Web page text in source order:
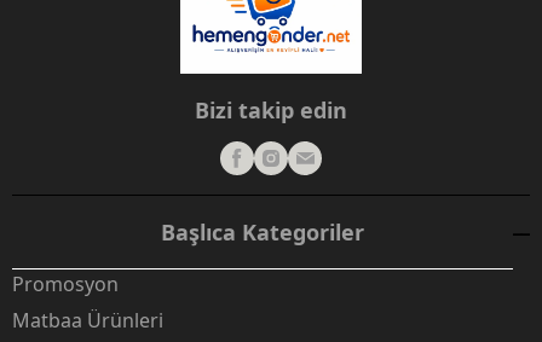
Bizi takip edin
Başlıca Kategoriler
Promosyon
Matbaa Ürünleri